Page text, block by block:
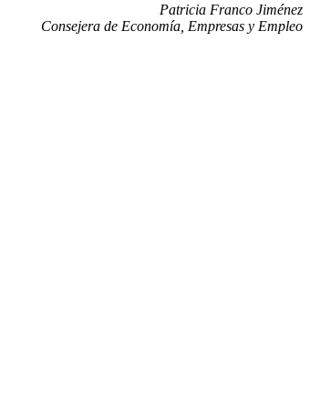
Patricia Franco Jiménez
Consejera de Economía, Empresas y Empleo